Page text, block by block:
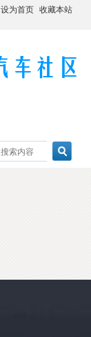
设为首页 收藏本站